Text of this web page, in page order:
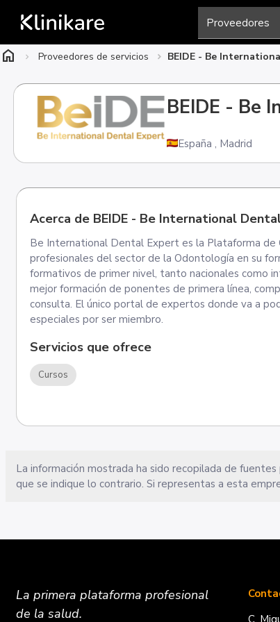
home Proveedores de servicios BEIDE - Be
BEIDE - Be
España , Madrid
Acerca de BEIDE - Be International
Be International Dental Expert es la Plataforma de
profesionales del sector de la Odontología en su
formativos de primer nivel, tanto nacionales como
mejor formación de ponentes de primera línea,
consulta. El único portal de expertos donde va a
especiales por ser miembro.
Servicios que ofrece
Cursos
La información mostrada ha sido recopilada de
que se indique lo contrario. Si representas a esta
La primera plataforma profesional
de la salud.
C.